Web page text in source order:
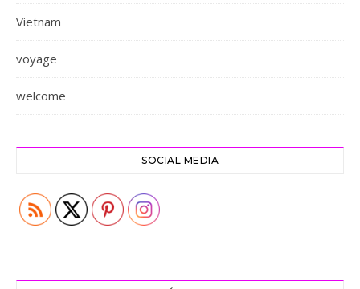
Vietnam
voyage
welcome
SOCIAL MEDIA